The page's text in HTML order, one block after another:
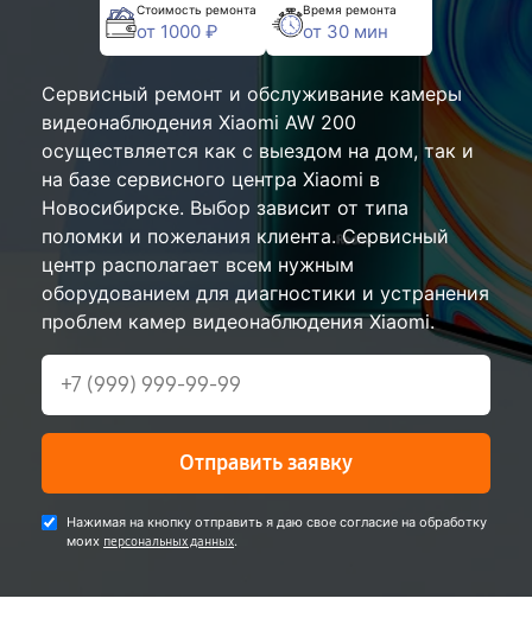
Стоимость ремонта
от 1000 ₽
Время ремонта
от 30 мин
Сервисный ремонт и обслуживание камеры
видеонаблюдения Xiaomi AW 200
осуществляется как с выездом на дом, так и
на базе сервисного центра Xiaomi в
Новосибирске. Выбор зависит от типа
поломки и пожелания клиента. Сервисный
центр располагает всем нужным
оборудованием для диагностики и устранения
проблем камер видеонаблюдения Xiaomi.
Отправить заявку
Нажимая на кнопку отправить я даю свое согласие на обработку
моих персональных данных.